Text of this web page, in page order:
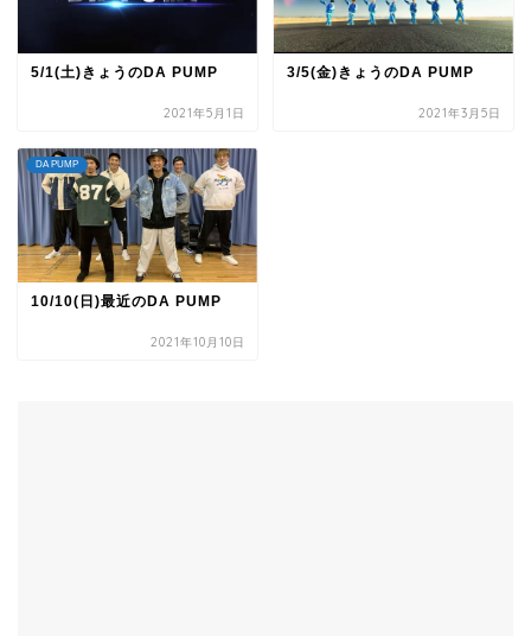
5/1(土)きょうのDA PUMP
2021年5月1日
3/5(金)きょうのDA PUMP
2021年3月5日
DA PUMP
10/10(日)最近のDA PUMP
2021年10月10日